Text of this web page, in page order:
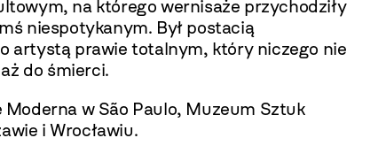
na którego wernisaże przychodziły
niespotykanym. Był postacią
artystą prawie totalnym, który niczego nie
do śmierci.
w São Paulo, Muzeum Sztuk
i Wrocławiu.